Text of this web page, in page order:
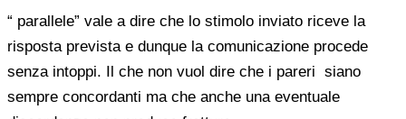
“ parallele” vale a dire che lo stimolo inviato riceve la
risposta prevista e dunque la comunicazione procede
senza intoppi. Il che non vuol dire che i pareri siano
sempre concordanti ma che anche una eventuale